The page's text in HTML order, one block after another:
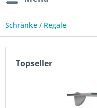
Schränke / Regale
Topseller